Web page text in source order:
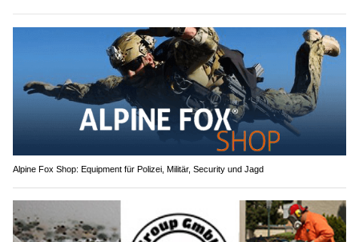
Alpine Fox Shop: Equipment für Polizei, Militär, Security und Jagd